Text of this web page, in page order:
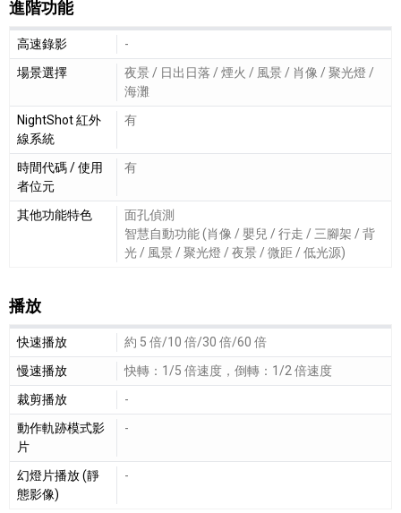
進階功能
進階功能細節敘述
高速錄影
-
場景選擇
夜景 / 日出日落 / 煙火 / 風景 / 肖像 / 聚光燈 /
海灘
NightShot 紅外
線系統
有
時間代碼 / 使用
者位元
有
其他功能特色
面孔偵測
智慧自動功能 (肖像 / 嬰兒 / 行走 / 三腳架 / 背
光 / 風景 / 聚光燈 / 夜景 / 微距 / 低光源)
播放
播放細節敘述
快速播放
約 5 倍/10 倍/30 倍/60 倍
慢速播放
快轉：1/5 倍速度，倒轉：1/2 倍速度
裁剪播放
-
動作軌跡模式影
片
-
幻燈片播放 (靜
態影像)
-